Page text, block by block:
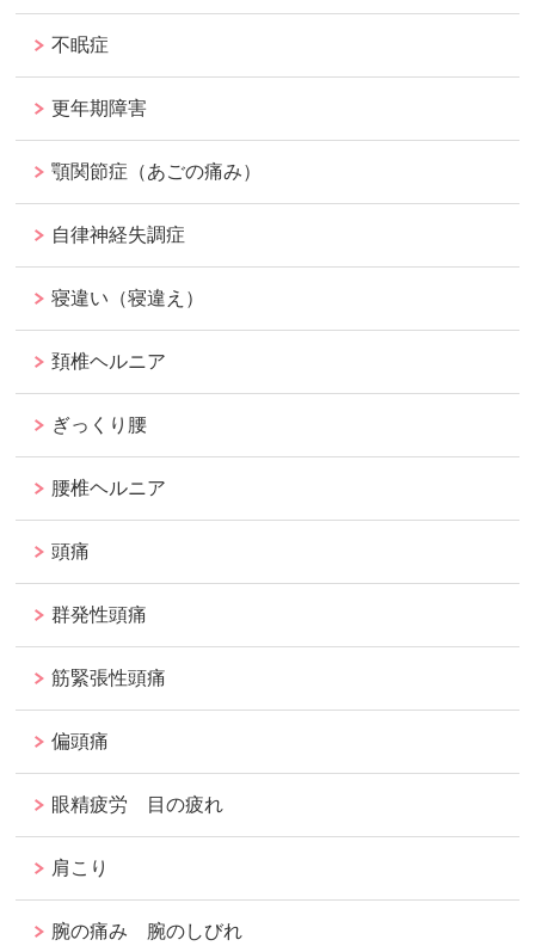
不眠症
更年期障害
顎関節症（あごの痛み）
自律神経失調症
寝違い（寝違え）
頚椎ヘルニア
ぎっくり腰
腰椎ヘルニア
頭痛
群発性頭痛
筋緊張性頭痛
偏頭痛
眼精疲労 目の疲れ
肩こり
腕の痛み 腕のしびれ